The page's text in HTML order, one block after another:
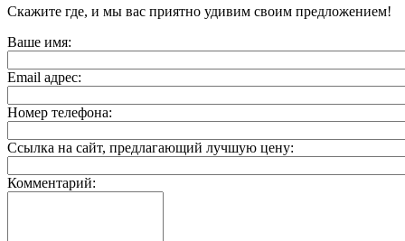
Скажите где, и мы вас приятно удивим своим предложением!
Ваше имя:
Email адрес:
Номер телефона:
Ссылка на сайт, предлагающий лучшую цену:
Комментарий: